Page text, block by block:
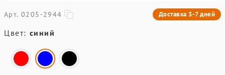
Арт. 0205-2944 Доставка 3-7 дней
Цвет: синий